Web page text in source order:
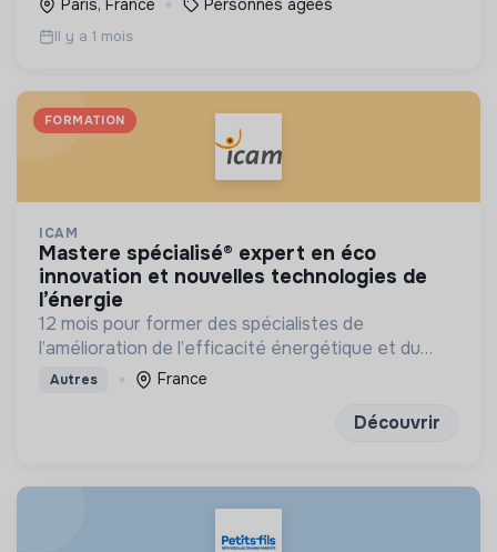
Paris, France Personnes âgées
Il y a 1 mois
FORMATION
ICAM
mastere spécialisé® expert en éco
innovation et nouvelles technologies de
l’énergie
12 mois pour former des spécialistes de
l’amélioration de l’efficacité énergétique et du
développement des énergies renouvelables
Autres France
Découvrir